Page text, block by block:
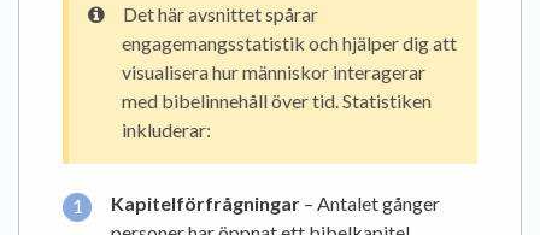
Det här avsnittet spårar
engagemangsstatistik och hjälper dig att
visualisera hur människor interagerar
med bibelinnehåll över tid. Statistiken
inkluderar:
Kapitelförfrågningar – Antalet gånger